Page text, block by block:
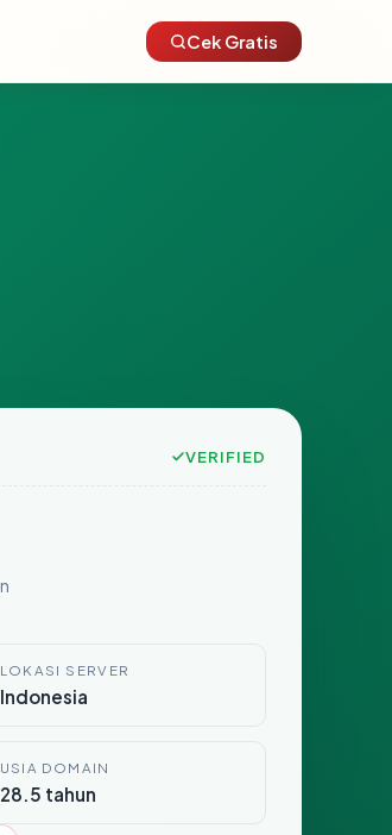
Cek Gratis
VERIFIED
LOKASI SERVER
Indonesia
USIA DOMAIN
28.5 tahun